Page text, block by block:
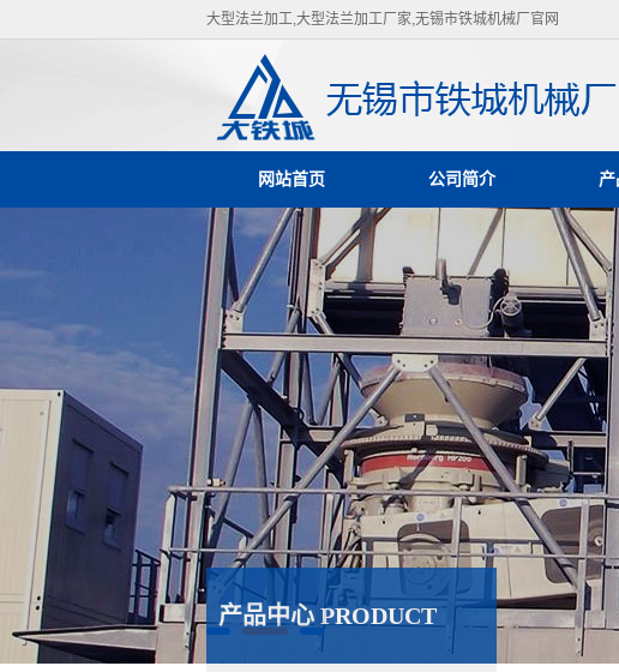
大型法兰加工,大型法兰加工厂家,无锡市铁城机械厂官网
网站首页 公司简介
产品中心 PRODUCT